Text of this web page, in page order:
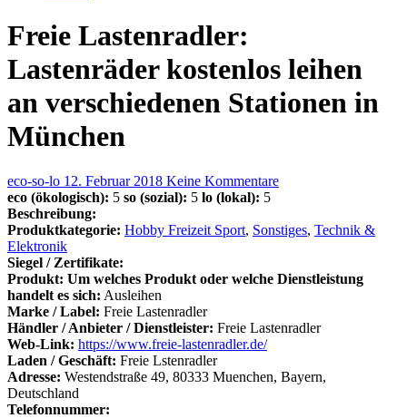
Freie Lastenradler:
Lastenräder kostenlos leihen
an verschiedenen Stationen in
München
eco-so-lo 12. Februar 2018 Keine Kommentare
eco (ökologisch): 5 so (sozial): 5 lo (lokal): 5
Beschreibung:
Produktkategorie: Hobby Freizeit Sport, Sonstiges, Technik &
Elektronik
Siegel / Zertifikate:
Produkt: Um welches Produkt oder welche Dienstleistung
handelt es sich: Ausleihen
Marke / Label: Freie Lastenradler
Händler / Anbieter / Dienstleister: Freie Lastenradler
Web-Link: https://www.freie-lastenradler.de/
Laden / Geschäft: Freie Lstenradler
Adresse: Westendstraße 49, 80333 Muenchen, Bayern,
Deutschland
Telefonnummer: